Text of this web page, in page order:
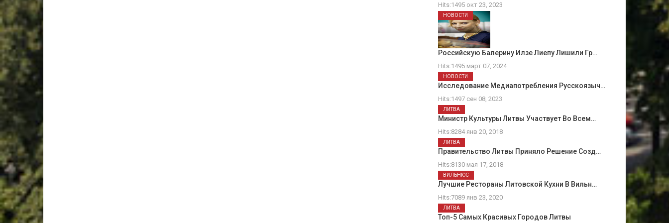
Hits:1495 окт 23, 2023
Российскую Балерину Илзе Лиепу Лишили Гр…
Hits:1495 март 07, 2024
НОВОСТИ
Исследование Медиапотребления Русскоязыч…
Hits:1497 сен 08, 2023
НОВОСТИ
Министр Культуры Литвы Участвует Во Всем…
Hits:8284 янв 20, 2018
ЛИТВА
Правительство Литвы Приняло Решение Созд…
Hits:8130 мая 17, 2018
ЛИТВА
Лучшие Рестораны Литовской Кухни В Вильн…
Hits:7089 янв 23, 2020
ВИЛЬНЮС
Топ-5 Самых Красивых Городов Литвы
ЛИТВА